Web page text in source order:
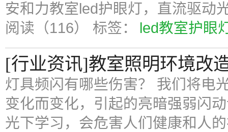
安和力教室led护眼灯，直流驱动
阅读（116） 标签： led教室护眼
[行业资讯]教室照明环境改
灯具频闪有哪些伤害？ 我们将电
变化而变化，引起的亮暗强弱闪
光下学习，会危害人们健康和人